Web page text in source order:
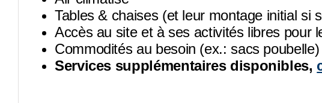
Tables & chaises (et leur montage initial si
Accès au site et à ses activités libres pour
Commodités au besoin (ex.: sacs poubelle)
Services supplémentaires disponibles,